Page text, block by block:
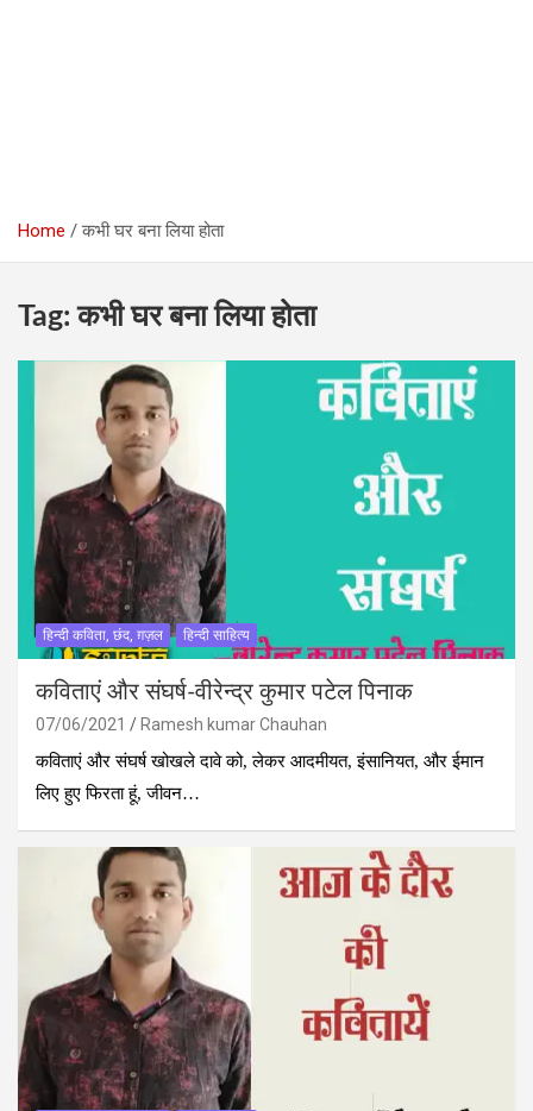
Home कभी घर बना लिया होता
Tag:कभी घर बना लिया होता
हिन्दी कविता, छंद, ग़ज़ल हिन्दी साहित्य
कविताएं और संघर्ष-वीरेन्द्र कुमार पटेल पिनाक
07/06/2021
Ramesh kumar Chauhan
कविताएं और संघर्ष खोखले दावे को, लेकर आदमीयत, इंसानियत, और ईमान
लिए हुए फिरता हूं, जीवन…